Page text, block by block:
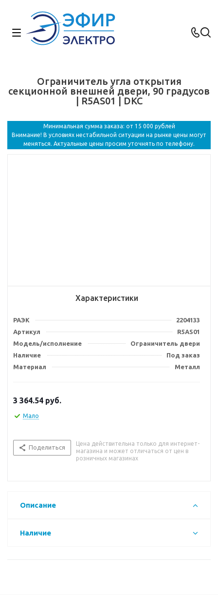
Ограничитель угла открытия
секционной внешней двери, 90 градусов
| R5AS01 | DKC
Минимальная сумма заказа: от 15 000 рублей
Внимание! В условиях нестабильной ситуации на рынке цены могут
меняться. Актуальные цены просим уточнять по телефону.
Характеристики
РАЭК
2204133
Артикул
R5AS01
Модель/исполнение
Ограничитель двери
Наличие
Под заказ
Материал
Металл
3 364.54 руб.
Мало
Поделиться
Цена действительна только для интернет-
магазина и может отличаться от цен в
розничных магазинах
Описание
Наличие